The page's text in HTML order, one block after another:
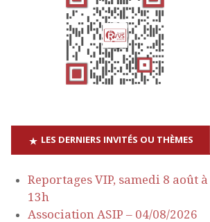
LES DERNIERS INVITÉS OU THÈMES
Reportages VIP, samedi 8 août à
13h
Association ASIP – 04/08/2026